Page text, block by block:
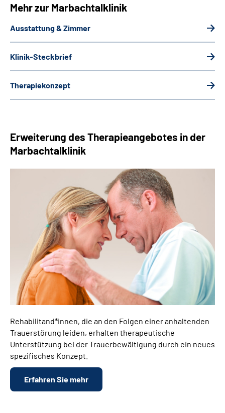
Mehr zur Marbachtalklinik
Ausstattung & Zimmer
Klinik-Steckbrief
Therapiekonzept
Erweiterung des Therapieangebotes in der
Marbachtalklinik
Rehabilitand*innen, die an den Folgen einer anhaltenden
Trauerstörung leiden, erhalten therapeutische
Unterstützung bei der Trauerbewältigung durch ein neues
spezifisches Konzept.
Erfahren Sie mehr